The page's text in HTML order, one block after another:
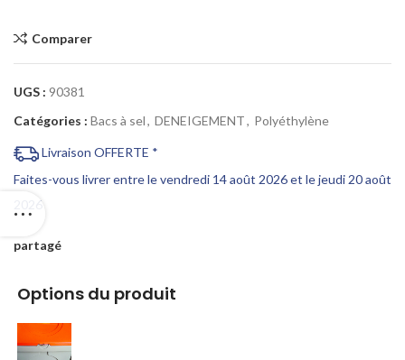
Comparer
UGS : 90381
Catégories : Bacs à sel, DENEIGEMENT, Polyéthylène
Livraison OFFERTE *
Faites-vous livrer entre le vendredi 14 août 2026 et le jeudi 20 août
2026
partagé
Options du produit